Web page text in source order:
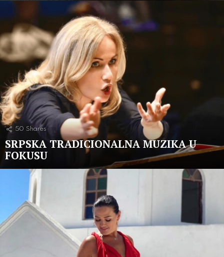
50 Shares
SRPSKA TRADICIONALNA MUZIKA U
FOKUSU